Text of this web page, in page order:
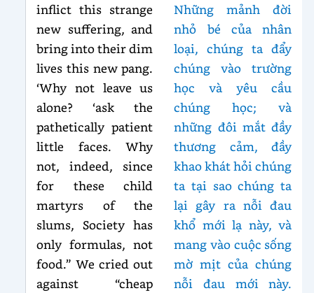
inflict this strange
new suffering, and
bring into their dim
lives this new pang.
‘Why not leave us
alone? ‘ask the
pathetically patient
little faces. Why
not, indeed, since
for these child
martyrs of the
slums, Society has
only formulas, not
food.” We cried out
against “cheap
Những mảnh đời
nhỏ bé của nhân
loại, chúng ta đẩy
chúng vào trường
học và yêu cầu
chúng học; và
những đôi mắt đầy
thương cảm, đầy
khao khát hỏi chúng
ta tại sao chúng ta
lại gây ra nỗi đau
khổ mới lạ này, và
mang vào cuộc sống
mờ mịt của chúng
nỗi đau mới này.